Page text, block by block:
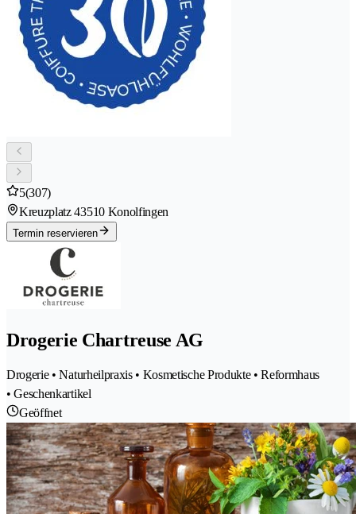
5(307)
Kreuzplatz 43510 Konolfingen
Termin reservieren
Drogerie Chartreuse AG
Drogerie • Naturheilpraxis • Kosmetische Produkte • Reformhaus
• Geschenkartikel
Geöffnet